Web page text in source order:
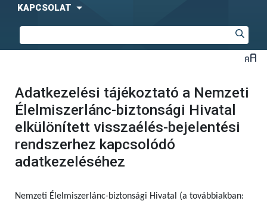
KAPCSOLAT
Adatkezelési tájékoztató a Nemzeti
Élelmiszerlánc-biztonsági Hivatal
elkülönített visszaélés-bejelentési
rendszerhez kapcsolódó
adatkezeléséhez
Nemzeti Élelmiszerlánc-biztonsági Hivatal (a továbbiakban: